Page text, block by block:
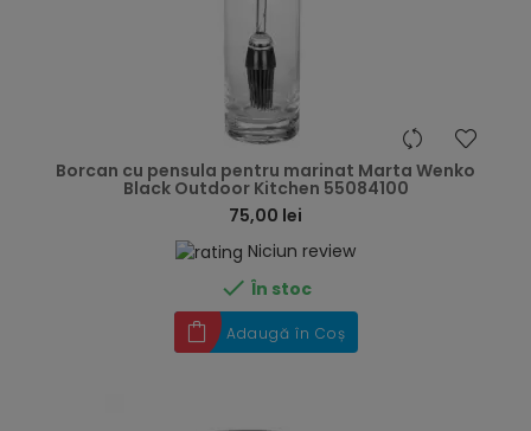
Borcan cu pensula pentru marinat Marta Wenko
Black Outdoor Kitchen 55084100
75,00 lei
Niciun review
 În stoc
Adaugă în Coș